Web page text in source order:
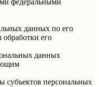
данных по его
его
данных
субъектов персональных